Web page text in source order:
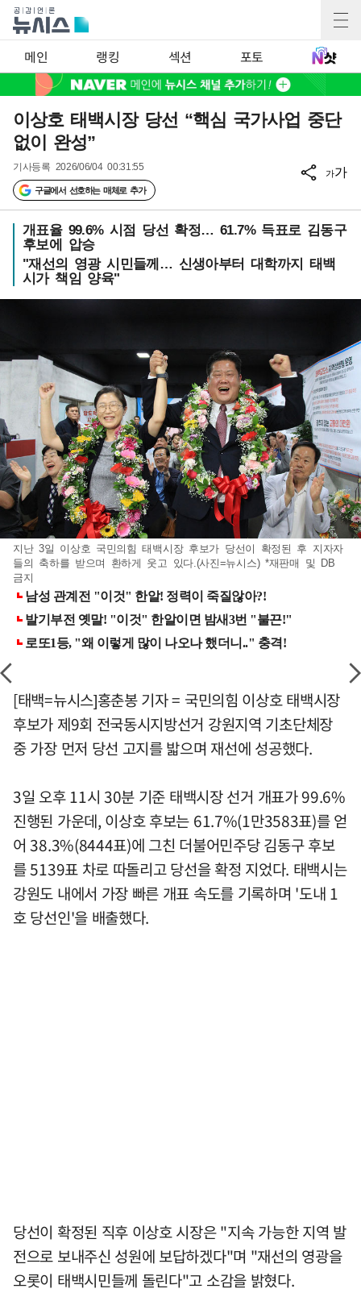
메인 랭킹 섹션 포토
이상호 태백시장 당선 “핵심 국가사업 중단
없이 완성”
기사등록 2026/06/04 00:31:55
구글에서 선호하는 매체로 추가
가가
개표율 99.6% 시점 당선 확정… 61.7% 득표로 김동구
후보에 압승
"재선의 영광 시민들께… 신생아부터 대학까지 태백
시가 책임 양육"
지난 3일 이상호 국민의힘 태백시장 후보가 당선이 확정된 후 지자자
들의 축하를 받으며 환하게 웃고 있다.(사진=뉴시스) *재판매 및 DB
금지
[태백=뉴시스]홍춘봉 기자 = 국민의힘 이상호 태백시장
후보가 제9회 전국동시지방선거 강원지역 기초단체장
중 가장 먼저 당선 고지를 밟으며 재선에 성공했다.
3일 오후 11시 30분 기준 태백시장 선거 개표가 99.6%
진행된 가운데, 이상호 후보는 61.7%(1만3583표)를 얻
어 38.3%(8444표)에 그친 더불어민주당 김동구 후보
를 5139표 차로 따돌리고 당선을 확정 지었다. 태백시는
강원도 내에서 가장 빠른 개표 속도를 기록하며 '도내 1
호 당선인'을 배출했다.
당선이 확정된 직후 이상호 시장은 "지속 가능한 지역 발
전으로 보내주신 성원에 보답하겠다"며 "재선의 영광을
오롯이 태백시민들께 돌린다"고 소감을 밝혔다.